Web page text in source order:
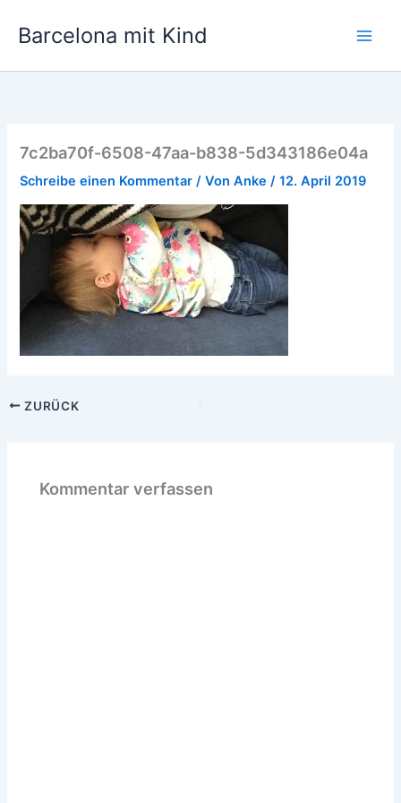
InhaltBarcelona mit Kind
7c2ba70f-6508-47aa-b838-5d343186e04a
Schreibe einen Kommentar / VonAnke/12. April 2019
ZURÜCK
Kommentar verfassen